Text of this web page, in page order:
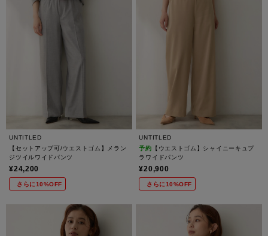
UNTITLED
【セットアップ可/ウエストゴム】メラン
ジツイルワイドパンツ
¥24,200
さらに10%OFF
UNTITLED
予約 【ウエストゴム】シャイニーキュプ
ラワイドパンツ
¥20,900
さらに10%OFF